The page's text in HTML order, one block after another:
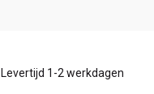
Levertijd 1-2 werkdagen